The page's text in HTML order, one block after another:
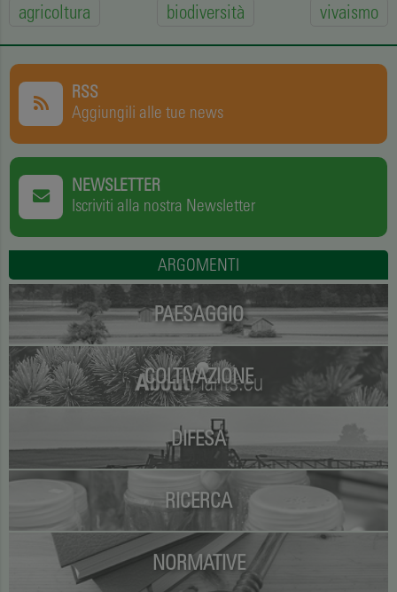
agricoltura biodiversità vivaismo
RSS
Aggiungili alle tue news
NEWSLETTER
Iscriviti alla nostra Newsletter
ARGOMENTI
PAESAGGIO
COLTIVAZIONE
DIFESA
RICERCA
NORMATIVE